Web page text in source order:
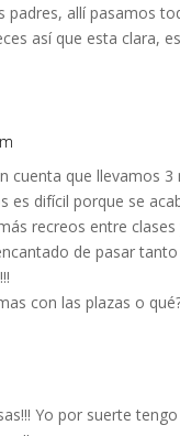
padres, allí pasamos
así que esta clara,
cuenta que llevamos 3
es difícil porque se
recreos entre clases
de pasar
con las plazas o
Yo por suerte